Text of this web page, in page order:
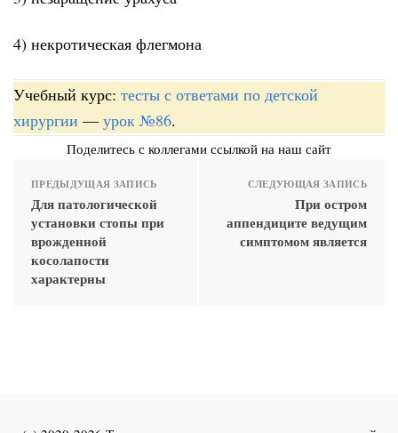
4) некротическая флегмона
Учебный курс: тесты с ответами по детской
хирургии — урок №86.
Поделитесь с коллегами ссылкой на наш сайт
ПРЕДЫДУЩАЯ ЗАПИСЬ
Для патологической
установки стопы при
врожденной
косолапости
характерны
СЛЕДУЮЩАЯ ЗАПИСЬ
При остром
аппендиците ведущим
симптомом является